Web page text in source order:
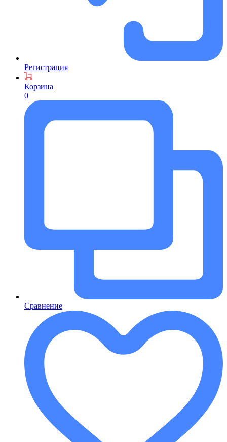
Регистрация
Корзина
0
Сравнение